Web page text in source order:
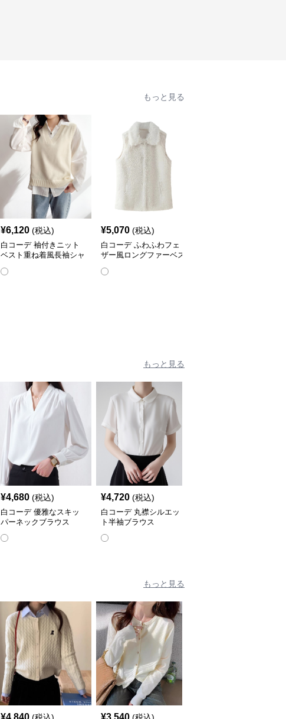
もっと見る
¥6,120 (税込)
白コーデ 袖付きニット
ベスト重ね着風長袖シャ
¥5,070 (税込)
白コーデ ふわふわフェ
ザー風ロングファーベス
もっと見る
¥4,680 (税込)
白コーデ 優雅なスキッ
パーネックブラウス
¥4,720 (税込)
白コーデ 丸襟シルエッ
ト半袖ブラウス
もっと見る
¥4,840 ¥3,540